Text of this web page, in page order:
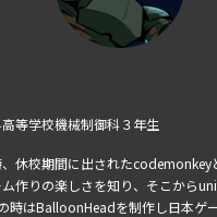
等学校機械制御科３年生
休校期間に出されたcodemonkey
作りの楽しさを知り、そこから
時はBalloonHeadを制作し日本ゲ